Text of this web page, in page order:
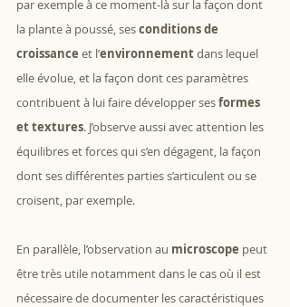
par exemple à ce moment-là sur la façon dont
la plante à poussé, ses conditions de
croissance et l’environnement dans lequel
elle évolue, et la façon dont ces paramètres
contribuent à lui faire développer ses formes
et textures. J’observe aussi avec attention les
équilibres et forces qui s’en dégagent, la façon
dont ses différentes parties s’articulent ou se
croisent, par exemple.
En parallèle, l’observation au microscope peut
être très utile notamment dans le cas où il est
nécessaire de documenter les caractéristiques